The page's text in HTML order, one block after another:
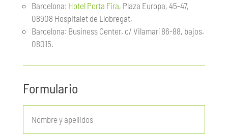
Barcelona: Hotel Porta Fira, Plaza Europa, 45-47,
08908 Hospitalet de Llobregat.
Barcelona: Business Center. c/ Vilamarí 86-88, bajos.
08015.
Formulario